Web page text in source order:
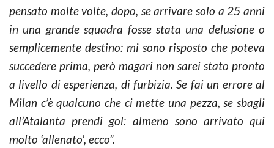
pensato molte volte, dopo, se arrivare solo a 25 anni
in una grande squadra fosse stata una delusione o
semplicemente destino: mi sono risposto che poteva
succedere prima, però magari non sarei stato pronto
a livello di esperienza, di furbizia. Se fai un errore al
Milan c’è qualcuno che ci mette una pezza, se sbagli
all’Atalanta prendi gol: almeno sono arrivato qui
molto ‘allenato’, ecco”.